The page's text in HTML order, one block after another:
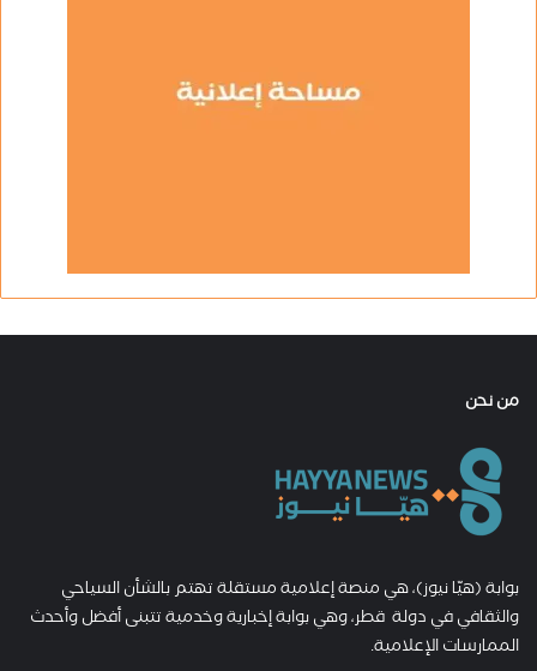
من نحن
بوابة (هيّا نيوز)، هي منصة إعلامية مستقلة تهتم بالشأن السياحي
والثقافي في دولة قطر، وهي بوابة إخبارية وخدمية تتبنى أفضل وأحدث
الممارسات الإعلامية.